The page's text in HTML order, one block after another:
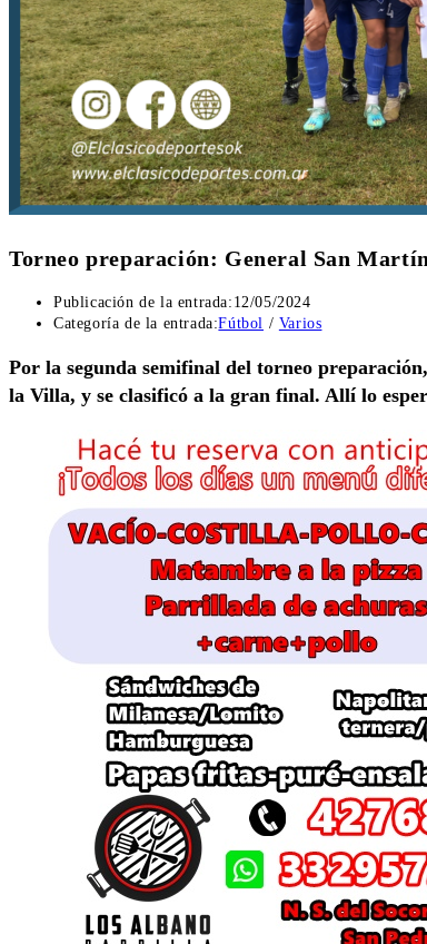
Torneo preparación: General San
Publicación de la entrada: 12/05/2024
Categoría de la entrada:Fútbol / Varios
Por la segunda semifinal del torneo
la Villa, y se clasificó a la gran final. Allí lo